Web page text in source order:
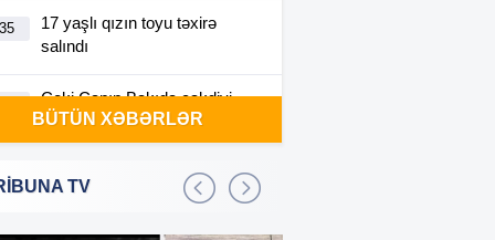
17 yaşlı qızın toyu təxirə
salındı
Ceki Çanın Bakıda çəkdiyi
filmə görə Azərbaycan 1
milyon dollar ödəyə bilər?
Bakıda 2,5 milyon manata
BÜTÜN XƏBƏRLƏR
TV